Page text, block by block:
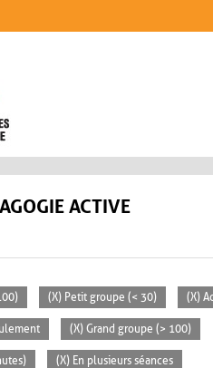
ACTIVE
(X) Petit groupe (< 30) (X)
(X) Grand groupe (> 100)
(X) En plusieurs séances